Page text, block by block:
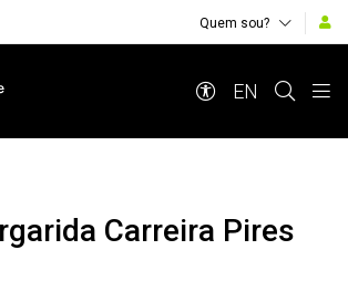
Quem sou?
EN